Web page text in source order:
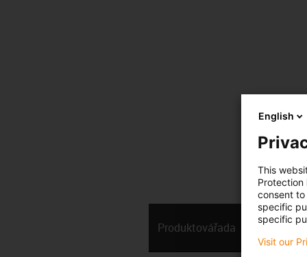
Produktová­řada
English
This
Protection
consent
specific
specific
Visit our